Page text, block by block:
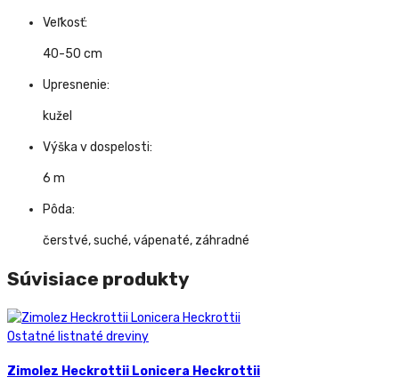
Veľkosť:
40-50 cm
Upresnenie:
kužel
Výška v dospelosti:
6 m
Pôda:
čerstvé, suché, vápenaté, záhradné
Súvisiace produkty
Ostatné listnaté dreviny
Zimolez Heckrottii Lonicera Heckrottii